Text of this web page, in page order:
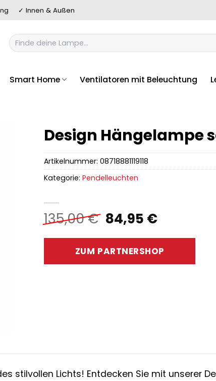
✓ Innen & Außen
Suchen
nach:
Smart Home Ventilatoren mit Beleuchtung
Design Hängelampe
135,00€ Ursprünglicher
Preis
war:
135,00 €
84,95 €Aktueller
ist:
84,95 €.
ZUM PARTNERSHOP
Artikelnummer:08718881119118
Kategorie:Pendelleuchten
stilvollen Lichts! Entdecken Sie mit unserer